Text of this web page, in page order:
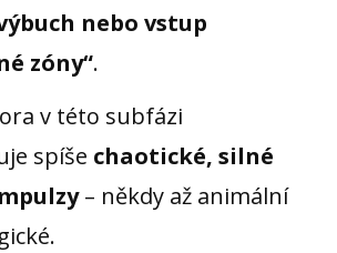
nebo vstup
zóny“.
v této subfázi
spíše chaotické, silné
– někdy až animální